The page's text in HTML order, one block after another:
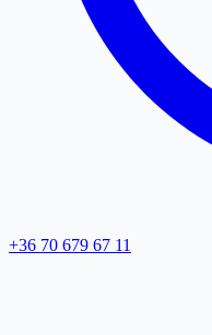
+36 70 679 67 11